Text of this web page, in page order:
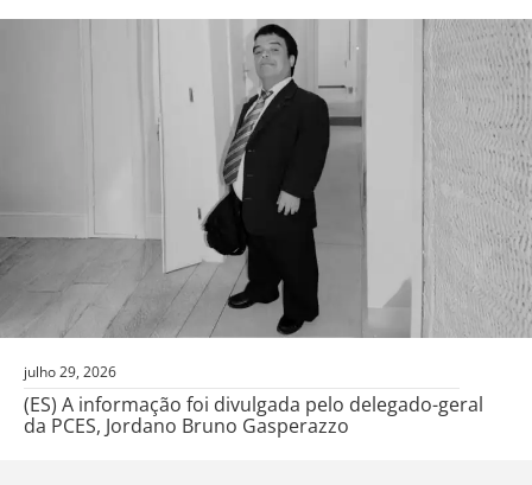
julho 29, 2026
(ES) A informação foi divulgada pelo delegado-geral
da PCES, Jordano Bruno Gasperazzo